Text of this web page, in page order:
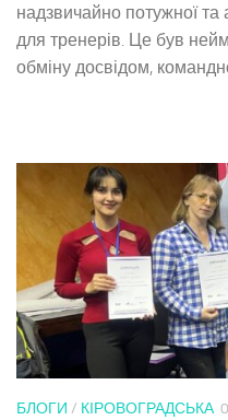
надзвичайно потужної та
для тренерів. Це був
обміну досвідом,
БЛОГИ / КІРОВОГРАДСЬКА